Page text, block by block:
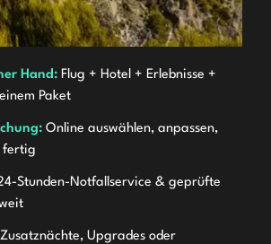
Hand: Flug + Hotel + Erlebnisse +
Paket
Online auswählen, anpassen,
fertig
Stunden-Notfallservice & geprüfte
Zusatznächte, Upgrades oder